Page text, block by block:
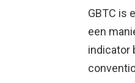
GBTC is
een
indicator